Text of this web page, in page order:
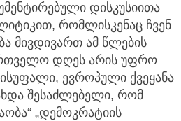
დისკუსიითა
რომლისკენაც ჩვენ
მივდივართ ამ წლების
დღეს არის უფრო
ევროპული ქვეყანა
შესაძლებელი, რომ
„დემოკრატიის